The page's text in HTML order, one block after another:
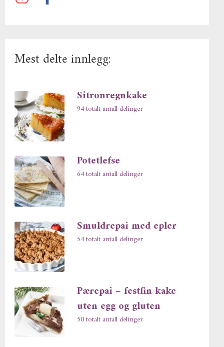
Mest delte innlegg:
Sitronregnkake
94 totalt antall delinger
Potetlefse
64 totalt antall delinger
Smuldrepai med epler
54 totalt antall delinger
Pærepai – festfin kake
uten egg og gluten
50 totalt antall delinger